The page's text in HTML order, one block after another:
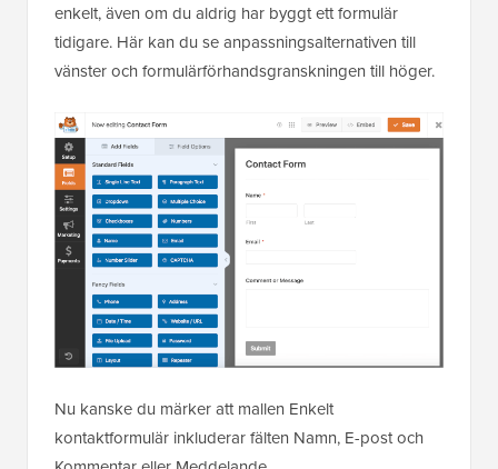
enkelt, även om du aldrig har byggt ett formulär
tidigare. Här kan du se anpassningsalternativen till
vänster och formulärförhandsgranskningen till höger.
Nu kanske du märker att mallen Enkelt
kontaktformulär inkluderar fälten Namn, E-post och